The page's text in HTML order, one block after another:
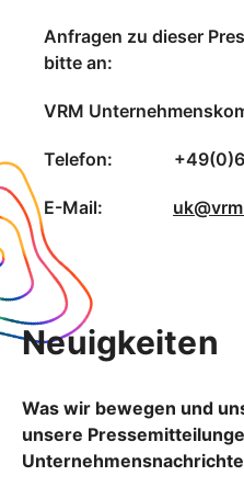
Anfragen zu dieser
bitte an:
VRM
Telefon:
E-Mail:
Neuigkeiten
Was wir bewegen und
unsere